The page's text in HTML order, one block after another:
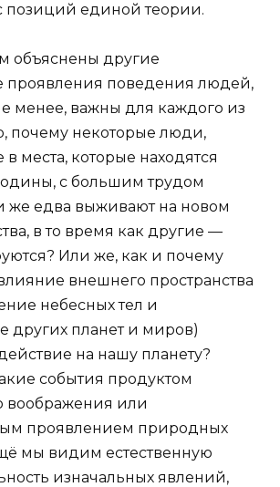
позиций единой теории.
объяснены другие
проявления поведения людей,
менее, важны для каждого из
поче­му некоторые люди,
места, которые находятся
с большим трудом
же едва выживают на новом
в то время как другие —
Или же, как и почему
внешнего пространства
небес­ных тел и
других планет и миров)
на нашу планету?
события продуктом
воображения или
проявлением природных
мы видим естественную
изначальных явлений,